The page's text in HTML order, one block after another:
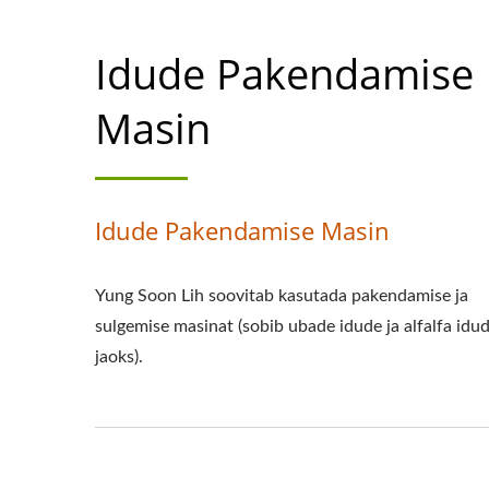
Idude Pakendamise
Masin
Idude Pakendamise Masin
Yung Soon Lih soovitab kasutada pakendamise ja
sulgemise masinat (sobib ubade idude ja alfalfa
jaoks).